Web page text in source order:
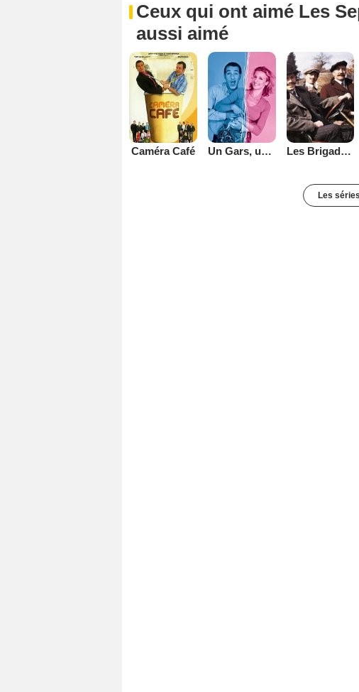
Ceux qui ont aimé Les
aussi aimé
Caméra Café Un Gars, une Fille Les Brigades du Tigre
Les